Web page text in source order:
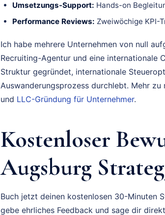
Umsetzungs-Support: Hands-on
Performance Reviews: Zweiwöchige KPI-
Ich habe mehrere Unternehmen von null
Recruiting-Agentur und eine internationale
Struktur gegründet, internationale
Auswanderungsprozess durchlebt. Mehr zu
und LLC-Gründung für Unternehmer.
Kostenloser
Augsburg
Buch jetzt deinen kostenlosen 30-Minuten
gebe ehrliches Feedback und sage dir